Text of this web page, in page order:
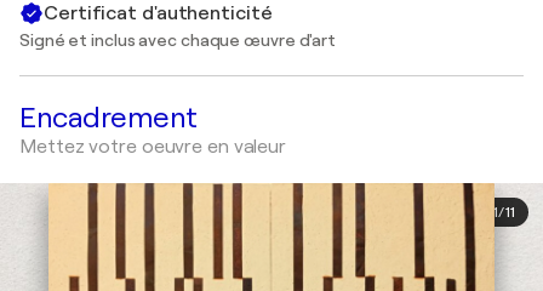
Certificat d'authenticité
Signé et inclus avec chaque œuvre d'art
Encadrement
Mettez votre oeuvre en valeur
1/11